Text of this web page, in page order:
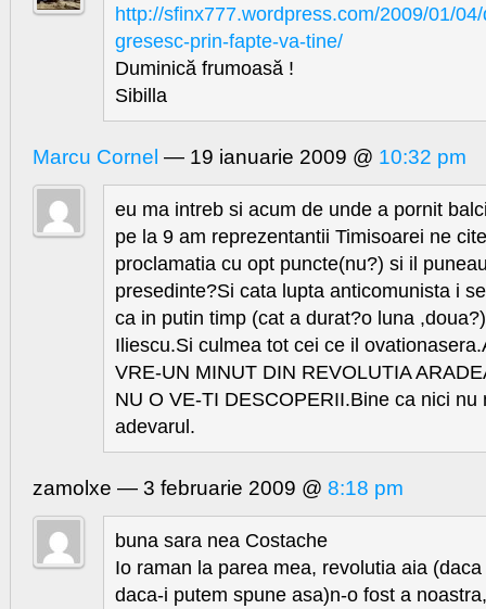
http://sfinx777.wordpress.com/2009/01/
gresesc-prin-fapte-va-tine/
Duminică frumoasă !
Sibilla
Marcu Cornel — 19 ianuarie 2009 @ 10:32 pm
eu ma intreb si acum de unde a pornit
pe la 9 am reprezentantii Timisoarei ne
proclamatia cu opt puncte(nu?) si il
presedinte?Si cata lupta anticomunista i
ca in putin timp (cat a durat?o luna
Iliescu.Si culmea tot cei ce il
VRE-UN MINUT DIN REVOLUTIA
NU O VE-TI DESCOPERII.Bine ca nici nu
adevarul.
zamolxe — 3 februarie 2009 @ 8:18 pm
buna sara nea Costache
Io raman la parea mea, revolutia aia
daca-i putem spune asa)n-o fost a